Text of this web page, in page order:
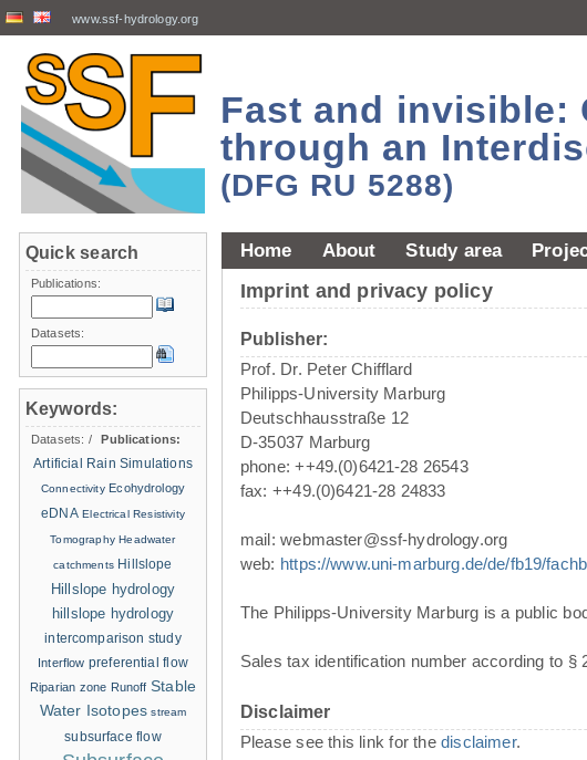
www.ssf-hydrology.org
Fast and invisible:
through an
(DFG RU 5288)
Home About Study area
Imprint and privacy policy
Publisher:
Prof. Dr. Peter Chifflard
Philipps-University Marburg
Deutschhausstraße 12
D-35037 Marburg
phone: ++49.(0)6421-28 26543
fax: ++49.(0)6421-28 24833
mail: webmaster@ssf-hydrology.org
web: https://www.uni-marburg.de/de/fb19/
The Philipps-University Marburg is a public
Sales tax identification number according to §
Disclaimer
Please see this link for thedisclaimer.
Quick search
Publications:
Datasets:
Keywords:
Datasets: /
Publications:
Artificial Rain Simulations
Connectivity Ecohydrology
eDNA Electrical Resistivity
Tomography Headwater
catchments Hillslope
Hillslope hydrology
hillslope hydrology
intercomparison study
Interflow preferential flow
Riparian zone Runoff Stable
Water Isotopes stream
subsurface flow